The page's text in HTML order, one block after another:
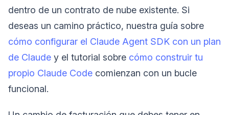
dentro de un contrato de nube existente. Si
deseas un camino práctico, nuestra guía sobre
cómo configurar el Claude Agent SDK con un plan
de Claude y el tutorial sobre cómo construir tu
propio Claude Code comienzan con un bucle
funcional.